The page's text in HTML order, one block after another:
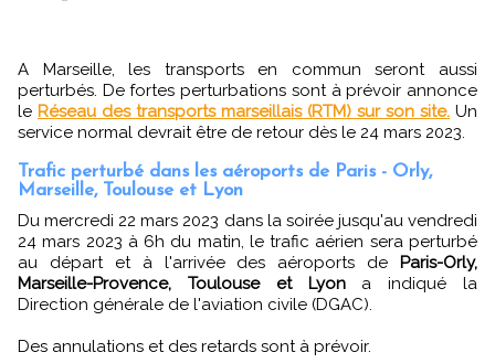
A Marseille, les transports en commun seront aussi
perturbés. De fortes perturbations sont à prévoir annonce
le Réseau des transports marseillais (RTM) sur son site. Un
service normal devrait être de retour dès le 24 mars 2023.
Trafic perturbé dans les aéroports de Paris - Orly,
Marseille, Toulouse et Lyon
Du mercredi 22 mars 2023 dans la soirée jusqu'au vendredi
24 mars 2023 à 6h du matin, le trafic aérien sera perturbé
au départ et à l'arrivée des aéroports de Paris-Orly,
Marseille-Provence, Toulouse et Lyona indiqué la
Direction générale de l'aviation civile (DGAC).
Des annulations et des retards sont à prévoir.